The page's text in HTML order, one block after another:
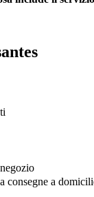
consegne a